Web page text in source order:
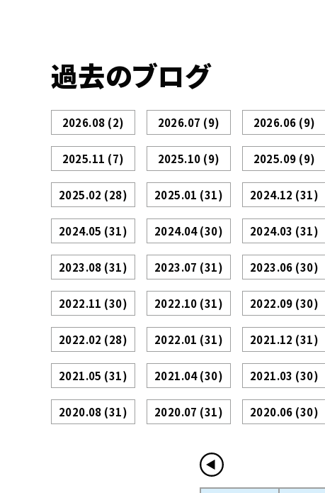
過去のブログ
2026.08 (2) 2026.07 (9) 2026.06 (9)
2025.11 (7) 2025.10 (9) 2025.09 (9)
2025.02 (28) 2025.01 (31) 2024.12 (31)
2024.05 (31) 2024.04(30) 2024.03 (31)
2023.08 (31) 2023.07 (31) 2023.06 (30)
2022.11 (30) 2022.10 (31) 2022.09 (30)
2022.02 (28) 2022.01 (31) 2021.12 (31)
2021.05 (31) 2021.04(30) 2021.03 (30)
2020.08 (31) 2020.07 (31) 2020.06 (30)